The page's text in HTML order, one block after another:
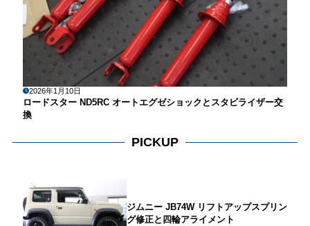
2026年1月10日
ロードスター ND5RC オートエグゼショックとスタビライザー交
換
PICKUP
ジムニー JB74W リフトアップスプリン
グ修正と四輪アライメント